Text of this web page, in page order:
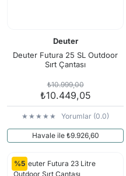
Deuter
Deuter Futura 25 SL Outdoor
Sırt Çantası
₺10.999,00
₺10.449,05
Yorumlar (0.0)
Havale ile ₺9.926,60
%5